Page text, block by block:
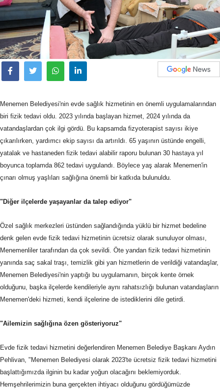
Menemen Belediyesi'nin evde sağlık hizmetinin en önemli uygulamalarından
biri fizik tedavi oldu. 2023 yılında başlayan hizmet, 2024 yılında da
vatandaşlardan çok ilgi gördü. Bu kapsamda fizyoterapist sayısı ikiye
çıkarılırken, yardımcı ekip sayısı da artırıldı. 65 yaşının üstünde engelli,
yatalak ve hastaneden fizik tedavi alabilir raporu bulunan 30 hastaya yıl
boyunca toplamda 862 tedavi uygulandı. Böylece yaş alarak Menemen'in
çınarı olmuş yaşlıları sağlığına önemli bir katkıda bulunuldu.
"Diğer ilçelerde yaşayanlar da talep ediyor"
Özel sağlık merkezleri üstünden sağlandığında yüklü bir hizmet bedeline
denk gelen evde fizik tedavi hizmetinin ücretsiz olarak sunuluyor olması,
Menemenliler tarafından da çok sevildi. Öte yandan fizik tedavi hizmetinin
yanında saç sakal traşı, temizlik gibi yan hizmetlerin de verildiği vatandaşlar,
Menemen Belediyesi'nin yaptığı bu uygulamanın, birçok kente örnek
olduğunu, başka ilçelerde kendileriyle aynı rahatsızlığı bulunan vatandaşların
Menemen'deki hizmeti, kendi ilçelerine de istediklerini dile getirdi.
"Ailemizin sağlığına özen gösteriyoruz"
Evde fizik tedavi hizmetini değerlendiren Menemen Belediye Başkanı Aydın
Pehlivan, "Menemen Belediyesi olarak 2023'te ücretsiz fizik tedavi hizmetini
başlattığımızda ilginin bu kadar yoğun olacağını beklemiyorduk.
Hemşehrilerimizin buna gerçekten ihtiyacı olduğunu gördüğümüzde